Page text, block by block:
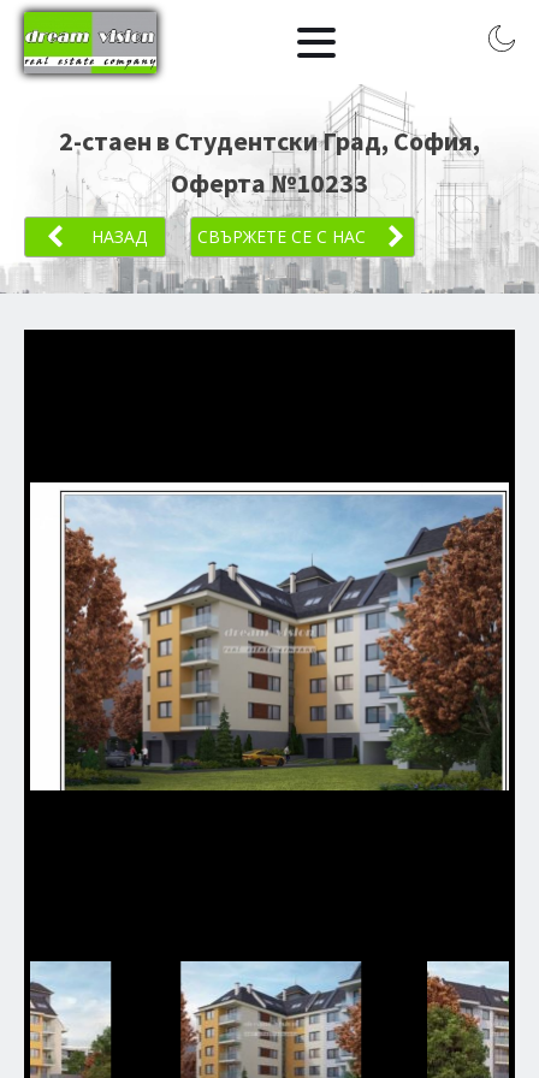
2-стаен в Студентски Град, София,
Оферта №10233
НАЗАД СВЪРЖЕТЕ СЕ С НАС